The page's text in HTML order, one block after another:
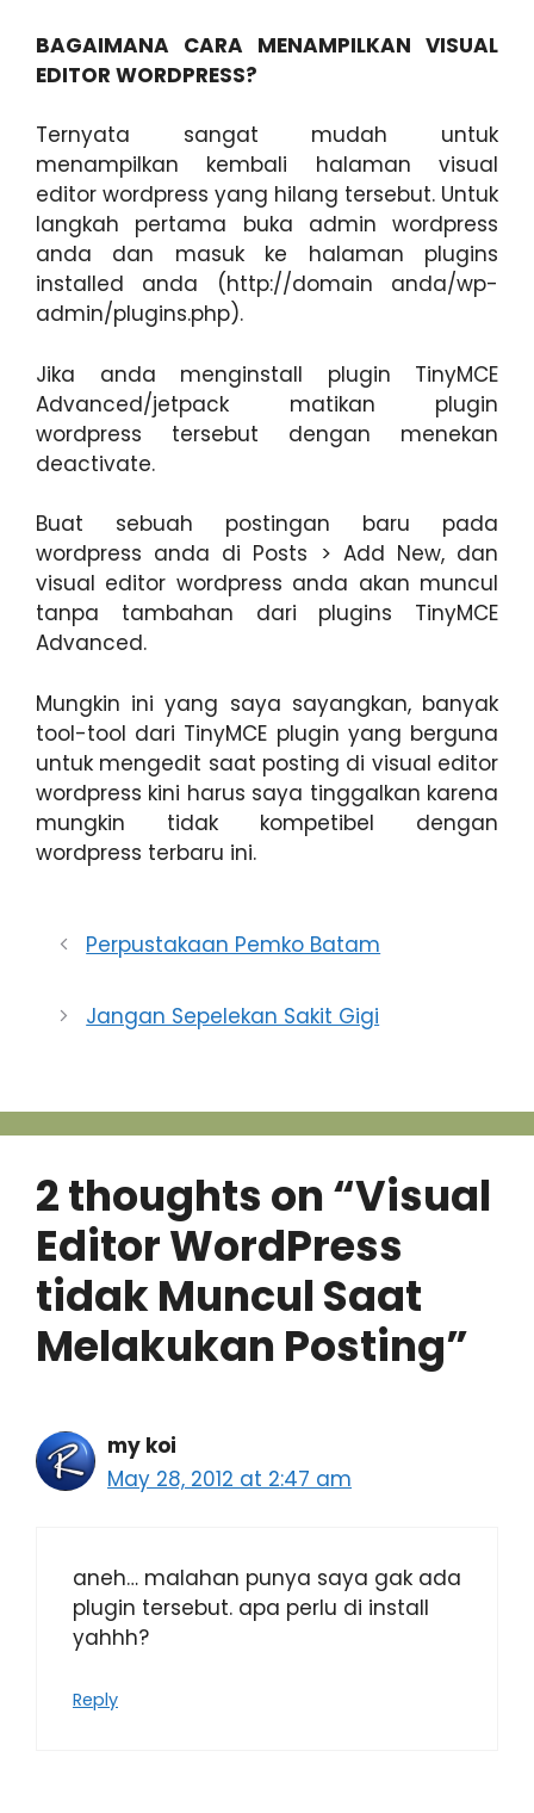
BAGAIMANA CARA MENAMPILKAN VISUAL
EDITOR WORDPRESS?
Ternyata sangat mudah untuk
menampilkan kembali halaman visual
editor wordpress yang hilang tersebut. Untuk
langkah pertama buka admin wordpress
anda dan masuk ke halaman plugins
installed anda (http://domain anda/wp-
admin/plugins.php).
Jika anda menginstall plugin TinyMCE
Advanced/jetpack matikan plugin
wordpress tersebut dengan menekan
deactivate.
Buat sebuah postingan baru pada
wordpress anda di Posts > Add New, dan
visual editor wordpress anda akan muncul
tanpa tambahan dari plugins TinyMCE
Advanced.
Mungkin ini yang saya sayangkan, banyak
tool-tool dari TinyMCE plugin yang berguna
untuk mengedit saat posting di visual editor
wordpress kini harus saya tinggalkan karena
mungkin tidak kompetibel dengan
wordpress terbaru ini.
Perpustakaan Pemko Batam
Jangan Sepelekan Sakit Gigi
2 thoughts on “Visual
Editor WordPress
tidak Muncul Saat
Melakukan Posting”
my koi
May 28, 2012 at 2:47 am
aneh… malahan punya saya gak ada
plugin tersebut. apa perlu di install
yahhh?
Reply